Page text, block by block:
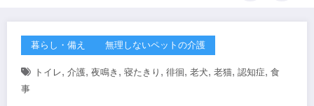
暮らし・備え 無理しないペットの介護
トイレ, 介護, 夜鳴き , 寝たきり , 徘徊, 老犬, 老猫, 認知症, 食
事